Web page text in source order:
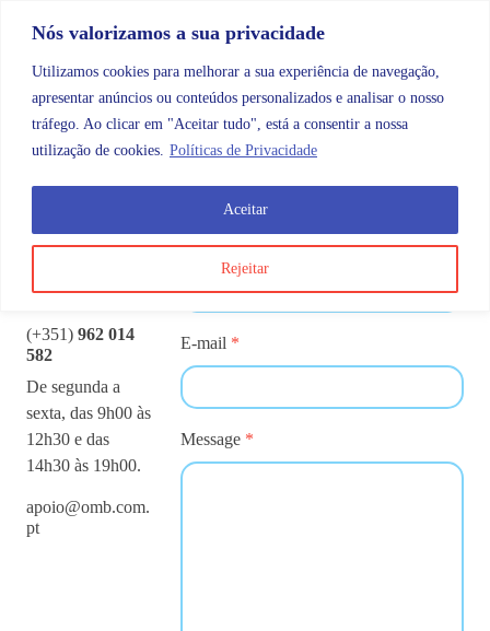
Nós valorizamos a sua privacidade
Utilizamos cookies para melhorar a sua experiência de navegação,
apresentar anúncios ou conteúdos personalizados e analisar o nosso
tráfego. Ao clicar em "Aceitar tudo", está a consentir a nossa
utilização de cookies. Políticas de Privacidade
Rejeitar
Aceitar
Categorias
Contactos
(+351) 962 014
582
De segunda a
sexta, das 9h00 às
12h30 e das
14h30 às 19h00.
apoio@omb.com.
pt
Nome*
E-mail *
Message *